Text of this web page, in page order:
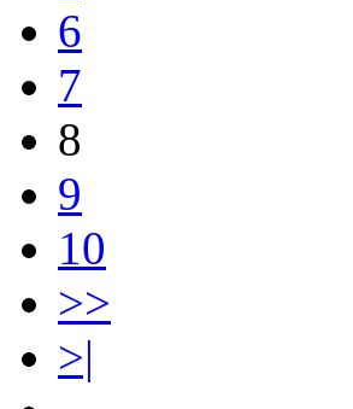
6
7
8
9
10
>>
>|